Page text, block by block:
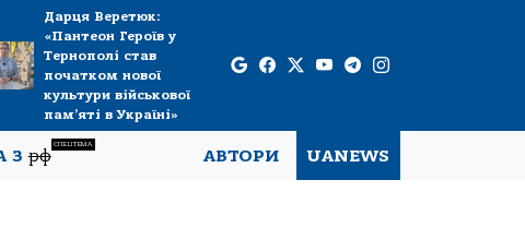
Дарця Веретюк:
«Пантеон Героїв у
Тернополі став
початком нової
культури військової
пам’яті в Україні»
Зрф
СПЕЦТЕМА
АВТОРИ UANEWS